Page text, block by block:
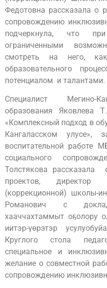
Федотовна рассказала о
сопровождению
подчеркнула, что
ограниченными
смотреть на него,
образовательного
потенциалом и талантами.
Специалист Мегино-
образования Яковлева
«Комплексный подход в
Кангаласском улусе»,
воспитательной работе
социального
Толстякова рассказала
проектов, директор
(коррекционной) школы-
Романович с
хааччахтаммыт оҕолору
иитэр-үөрэтэр
Круглого стола
специальное и
желание о совместной
сопровождению